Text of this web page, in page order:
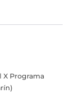
X Programa